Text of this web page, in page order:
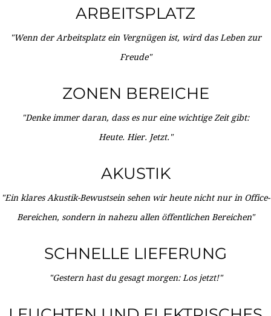
ARBEITSPLATZ
"Wenn der Arbeitsplatz ein Vergnügen ist, wird das Leben zur
Freude"
ZONEN BEREICHE
"Denke immer daran, dass es nur eine wichtige Zeit gibt:
Heute. Hier. Jetzt."
AKUSTIK
"Ein klares Akustik-Bewustsein sehen wir heute nicht nur in Office-
Bereichen, sondern in nahezu allen öffentlichen Bereichen"
SCHNELLE LIEFERUNG
"Gestern hast du gesagt morgen: Los jetzt!"